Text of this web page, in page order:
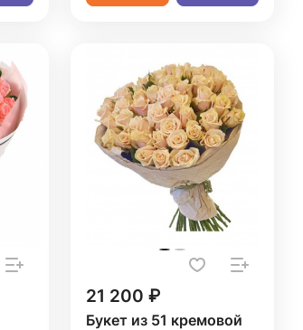
21 200 ₽
Букет из 51 кремовой